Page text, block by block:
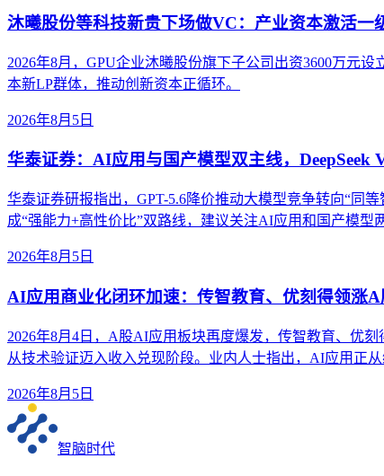
沐曦股份等科技新贵下场做VC：产业资本激活一
2026年8月，GPU企业沐曦股份旗下子公司出资3600万元
本新LP群体，推动创新资本正循环。
2026年8月5日
华泰证券：AI应用与国产模型双主线，DeepSeek
华泰证券研报指出，GPT-5.6降价推动大模型竞争转向“同
成“强能力+高性价比”双路线，建议关注AI应用和国产模型
2026年8月5日
AI应用商业化闭环加速：传智教育、优刻得领涨
2026年8月4日，A股AI应用板块再度爆发，传智教育、优
从技术验证迈入收入兑现阶段。业内人士指出，AI应用正
2026年8月5日
智脑时代